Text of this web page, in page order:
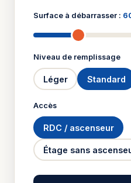
Surface à débarrasser :
Niveau de remplissage
Léger Standard
Accès
RDC / ascenseur
Étage sans